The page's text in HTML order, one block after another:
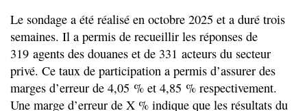
Le sondage a été réalisé en octobre 2025 et a duré trois
semaines. Il a permis de recueillir les réponses de
319 agents des douanes et de 331 acteurs du secteur
privé. Ce taux de participation a permis d’assurer des
marges d’erreur de 4,05 % et 4,85 % respectivement.
Une marge d’erreur de X % indique que les résultats du